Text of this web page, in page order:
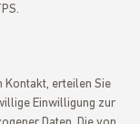
Kontakt, erteilen Sie
Einwilligung zur